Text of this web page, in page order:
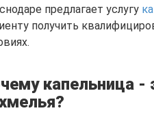
предлагает услугу
получить
капельница -